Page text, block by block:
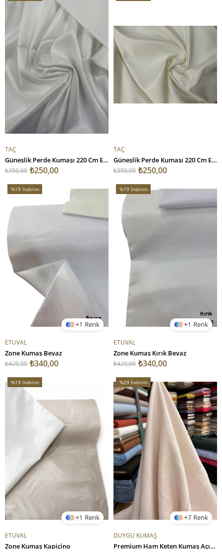
%29İndirim
TAÇ
Güneşlik Perde Kumaşı 220 Cm Enli Beyaz
₺250,00
₺350,00
TAÇ
Güneşlik Perde Kumaşı 220 Cm Enli Krem
₺250,00
₺350,00
1
%19 İndirim
ETUVAL
Zone Kumaş Beyaz
₺340,00
₺420,00
1
%19 İndirim
%19İndirim
ETUVAL
Zone Kumaş Kırık Beyaz
₺340,00
₺420,00
1
%19 İndirim
%19İndirim
ETUVAL
Zone Kumaş Kapiçino
7
%29 İndirim
%29İndirim
DUYGU KUMAŞ
Premium Ham Keten Kumaş Açık Bej